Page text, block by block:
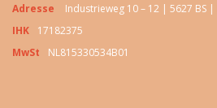
Adresse
Industrieweg 10 – 12 | 5627 BS
IHK
17182375
MwSt
NL815330534B01